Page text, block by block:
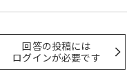
回答の投稿には
ログインが必要です